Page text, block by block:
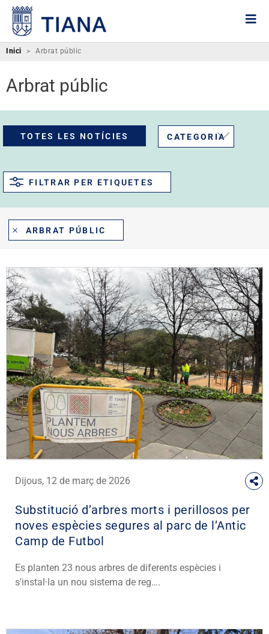
Inici > Arbrat públic
Arbrat públic
TOTES LES NOTÍCIES CATEGORIA
FILTRAR PER ETIQUETES
ARBRAT PÚBLIC
Dijous, 12 de març de 2026
Substitució d’arbres morts i perillosos per
noves espècies segures al parc de l’Antic
Camp de Futbol
Es planten 23 nous arbres de diferents espècies i
s'instal·la un nou sistema de reg….